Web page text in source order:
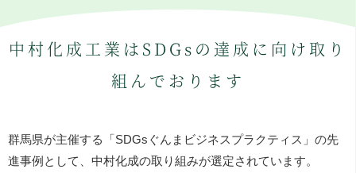
中村化成工業はSDGsの達成に向け取り
組んでおります
群馬県が主催する「SDGsぐんまビジネスプラクティス」の先
進事例として、中村化成の取り組みが選定されています。